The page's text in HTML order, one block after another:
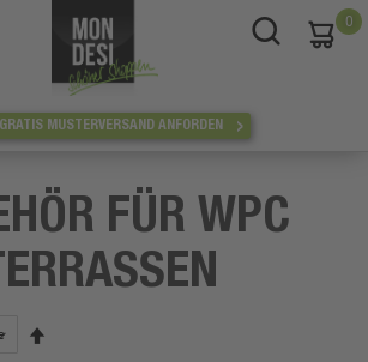
0
MUSTERVERSAND ANFORDEN
FÜR WPC